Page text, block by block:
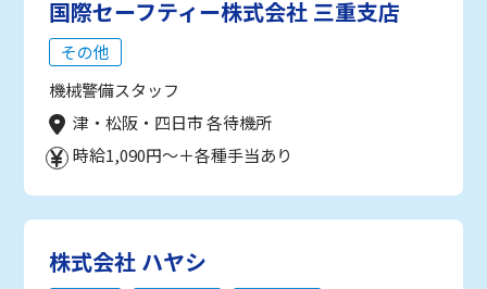
国際セーフティー株式会社 三重支店
その他
機械警備スタッフ
津・松阪・四日市 各待機所
時給1,090円～＋各種手当あり
株式会社 ハヤシ